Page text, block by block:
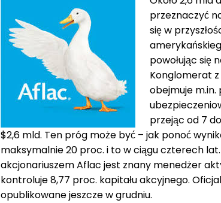
przeznaczyć
się w
powołując się
Konglomerat z
obejmuje m.in.
przejąc od 7
$2,6 mld. Ten próg może być – jak ponoć
maksymalnie 20 proc. i to w ciągu czterech
akcjonariuszem Aflac jest znany menedżer
kontroluje 8,77 proc. kapitału akcyjnego.
opublikowane jeszcze w grudniu.